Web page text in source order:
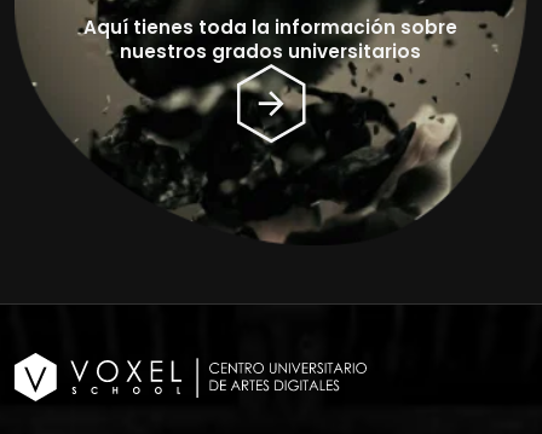
Aquí tienes toda la información sobre
nuestros grados universitarios